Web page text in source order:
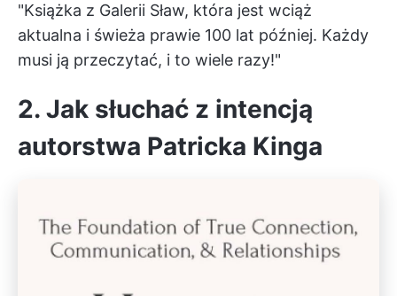
"Książka z Galerii Sław, która jest wciąż
aktualna i świeża prawie 100 lat później. Każdy
musi ją przeczytać, i to wiele razy!"
2. Jak słuchać z intencją
autorstwa Patricka Kinga